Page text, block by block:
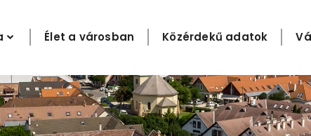
Élet a városban Közérdekű adatok